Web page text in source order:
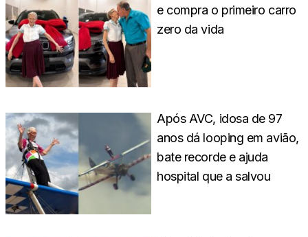
e compra o primeiro carro
zero da vida
Após AVC, idosa de 97
anos dá looping em avião,
bate recorde e ajuda
hospital que a salvou